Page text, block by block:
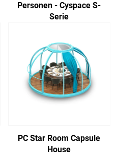
Personen - Cyspace S-
Serie
PC Star Room Capsule
House